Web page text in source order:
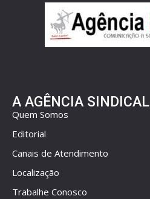
A AGÊNCIA SINDICAL
Quem Somos
Editorial
Canais de Atendimento
Localização
Trabalhe Conosco